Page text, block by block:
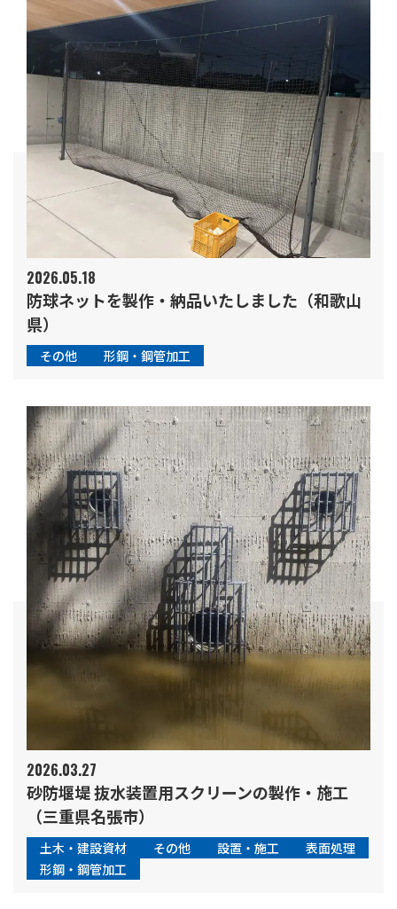
2026.05.18
防球ネットを製作・納品いたしました（和歌山
県）
その他 形鋼・鋼管加工
2026.03.27
砂防堰堤 抜水装置用スクリーンの製作・施工
（三重県名張市）
土木・建設資材 その他 設置・施工
表面処理
形鋼・鋼管加工